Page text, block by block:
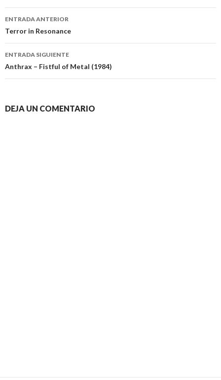
Navegación
de
entradas
ENTRADA ANTERIOR
Terror in Resonance
ENTRADA SIGUIENTE
Anthrax – Fistful of Metal (1984)
DEJA UN COMENTARIO